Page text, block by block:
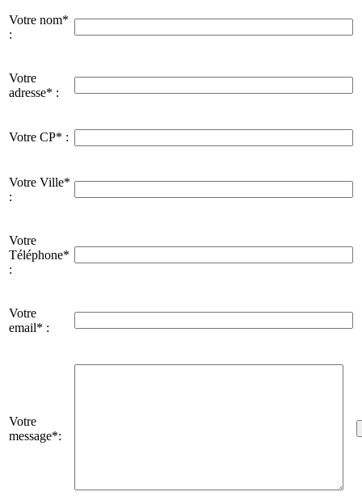
Votre nom*
:
Votre
adresse* :
Votre CP* :
Votre Ville*
:
Votre
Téléphone*
:
Votre
email* :
Votre
message*: